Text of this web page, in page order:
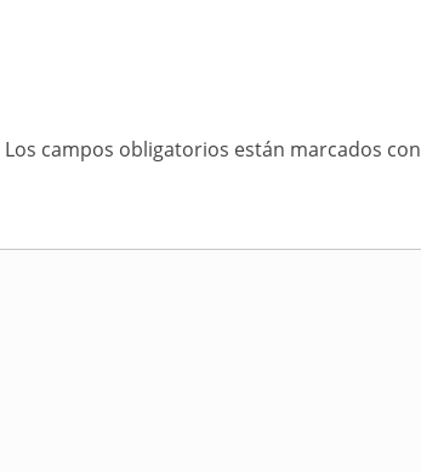
Los campos obligatorios están marcados con